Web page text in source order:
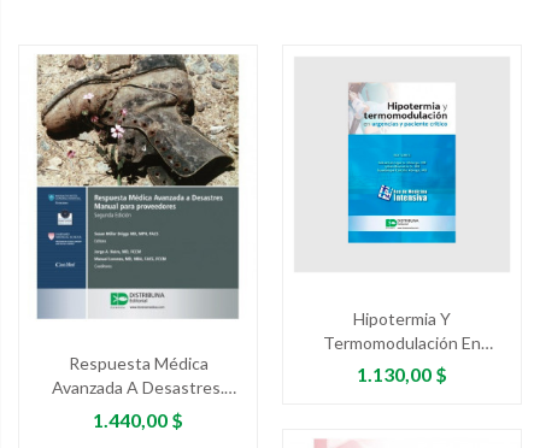
Respuesta Médica
Avanzada A Desastres.
Manual Para Proveedores.
Segunda Edición
Precio
1.440,00 $
Hipotermia Y
Termomodulación En
Urgencias Y Paciente
Crítico
Precio
1.130,00 $